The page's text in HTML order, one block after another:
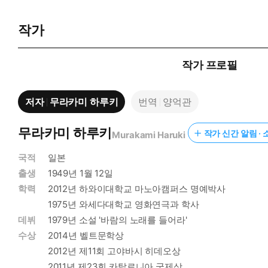
작가
작가 프로필
저자 무라카미 하루키 번역 양억관
무라카미 하루키Murakami Haruki 작가 신간 알림 ·
국적
일본
출생
1949년 1월 12일
학력
2012년 하와이대학교 마노아캠퍼스 명예박사
1975년 와세다대학교 영화연극과 학사
데뷔
1979년 소설 '바람의 노래를 들어라'
수상
2014년 벨트문학상
2012년 제11회 고야바시 히데오상